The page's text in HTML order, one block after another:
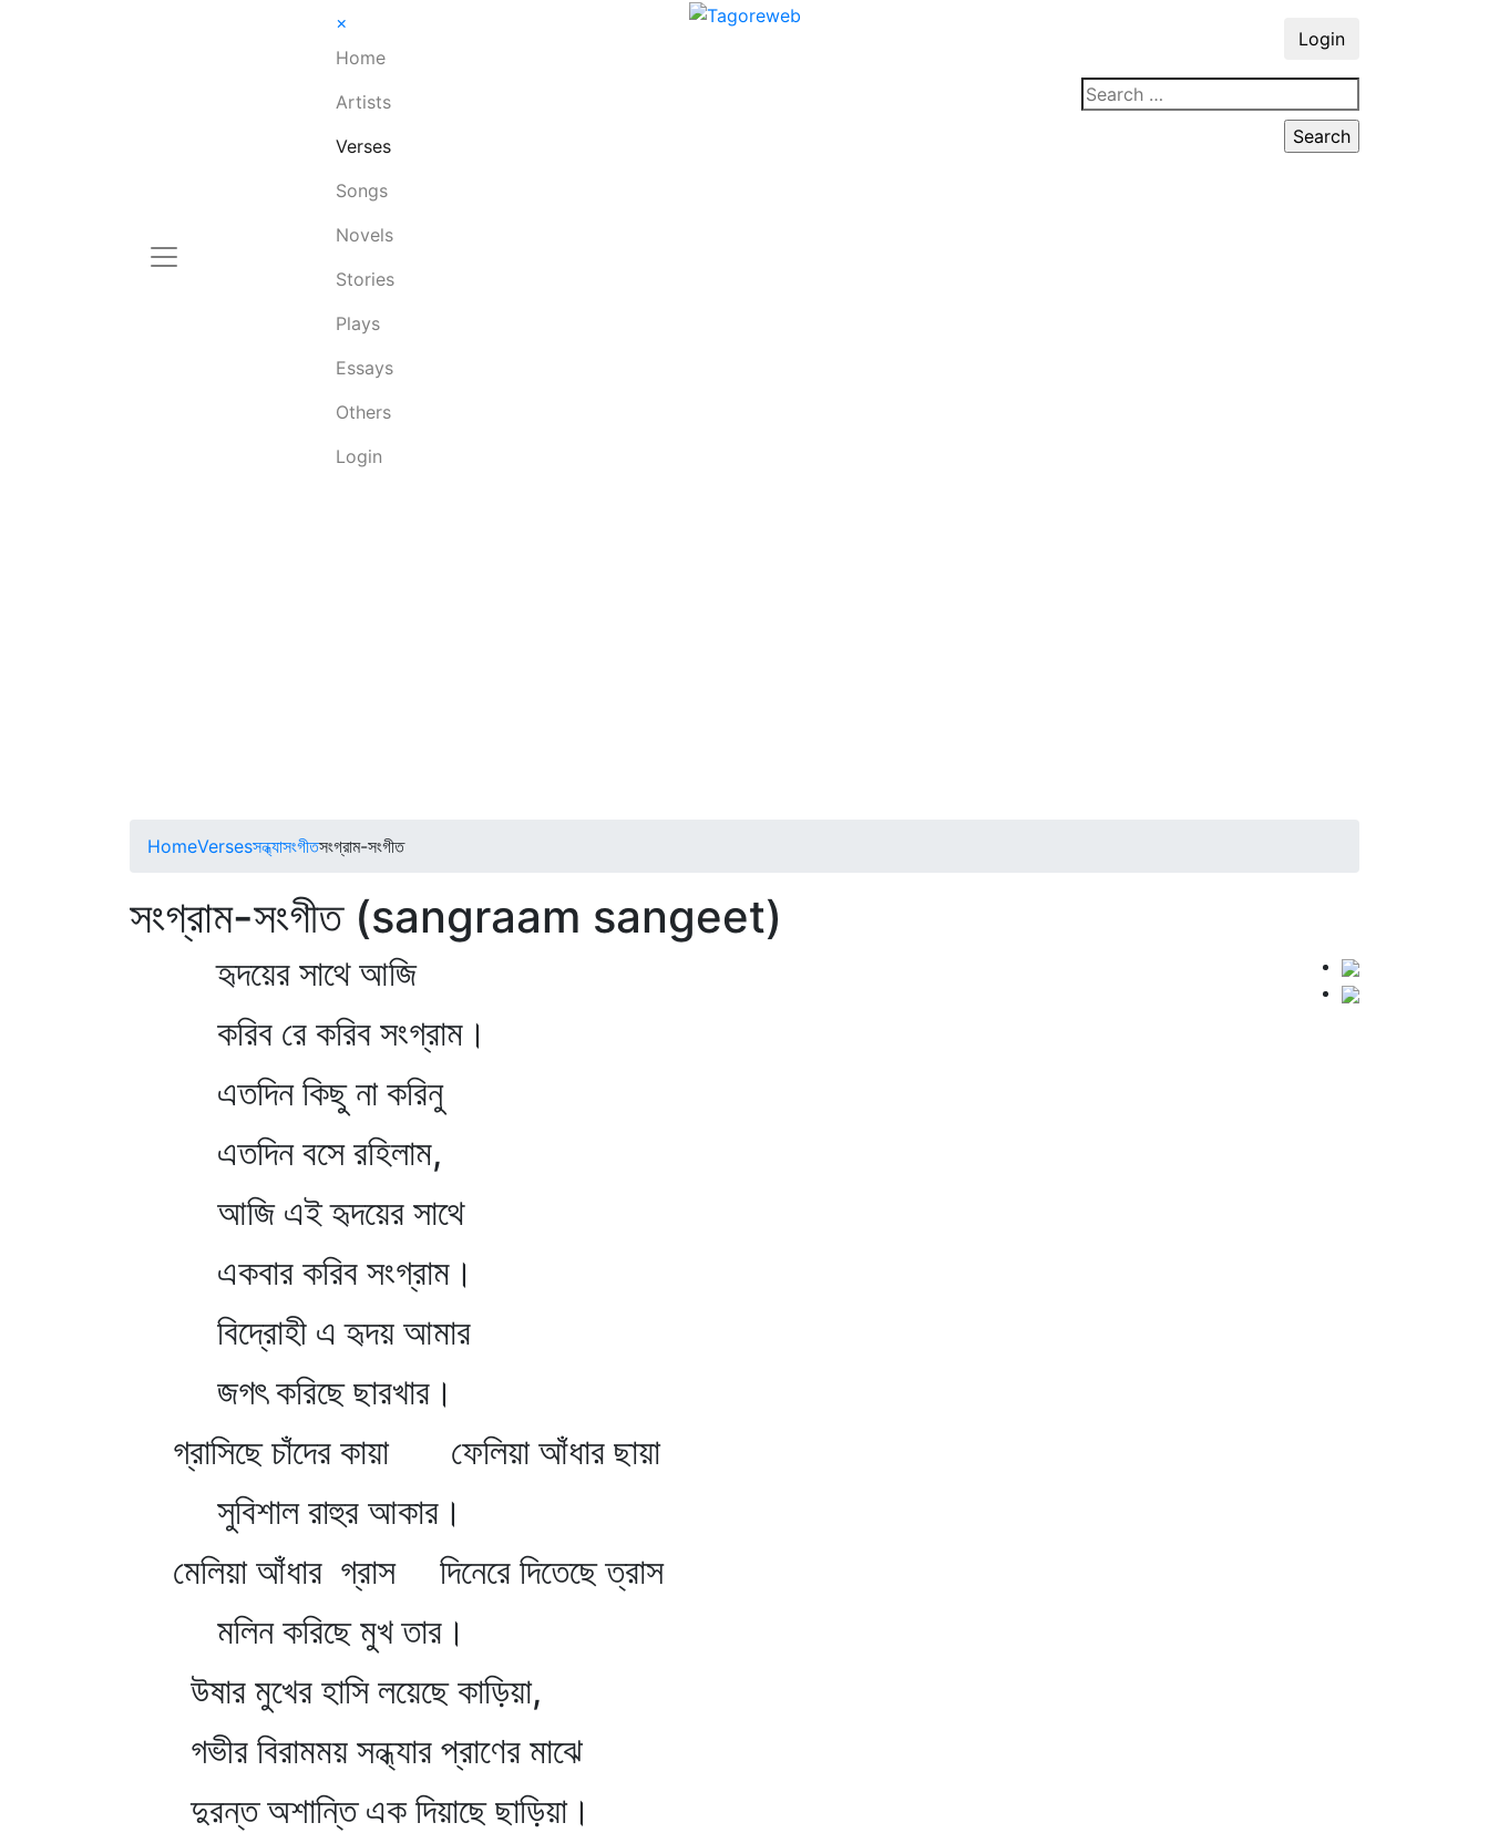
×
Home
Artists
Verses
Songs
Novels
Stories
Plays
Essays
Others
Login
Login
HomeVersesসন্ধ্যাসংগীতসংগ্রাম-সংগীত
সংগ্রাম-সংগীত (sangraam sangeet)
হৃদয়ের সাথে আজি
করিব রে করিব সংগ্রাম।
এতদিন কিছু না করিনু
এতদিন বসে রহিলাম,
আজি এই হৃদয়ের সাথে
একবার করিব সংগ্রাম।
বিদ্রোহী এ হৃদয় আমার
জগৎ করিছে ছারখার।
গ্রাসিছে চাঁদের কায়া ফেলিয়া আঁধার ছায়া
সুবিশাল রাহুর আকার।
মেলিয়া আঁধার গ্রাস দিনেরে দিতেছে ত্রাস
মলিন করিছে মুখ তার।
উষার মুখের হাসি লয়েছে কাড়িয়া,
গভীর বিরামময় সন্ধ্যার প্রাণের মাঝে
দুরন্ত অশান্তি এক দিয়াছে ছাড়িয়া।